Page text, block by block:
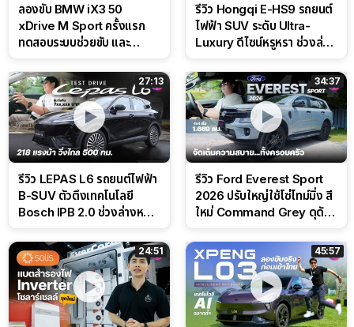
ลองขับ BMW iX3 50
xDrive M Sport ครั้งแรก
ทดสอบระบบช่วยขับ และ
สนาม
รีวิว Hongqi E-HS9 รถยนต์
ไฟฟ้า SUV ระดับ Ultra-
Luxury ดีไซน์หรูหรา ช่วงล่าง
27:13
รีวิว LEPAS L6 รถยนต์ไฟฟ้า
B-SUV ตัวตึงเทคโนโลยี
Bosch IPB 2.0 ช่วงล่างหนึบ
34:37
รีวิว Ford Everest Sport
2026 ปรับใหญ่ใช้โซ่ไทม์มิ่ง สี
ใหม่ Command Grey ดุดัน
24:51 45:57